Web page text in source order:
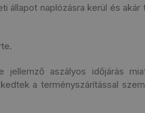
állapot naplózásra kerül és akár
jellemző aszályos időjárás
a terményszárítással